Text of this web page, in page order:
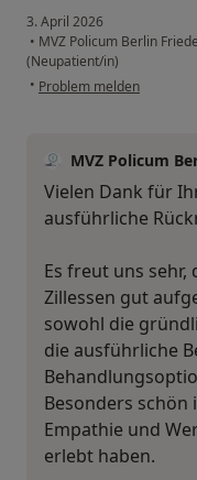
3. April 2026
• MVZ Policum Berlin
(Neupatient/in)
• Problem melden
MVZ Policum
Vielen Dank für
ausführliche
Es freut uns sehr,
Zillessen gut
sowohl die
die ausführliche
Besonders schön
Empathie und
erlebt haben.